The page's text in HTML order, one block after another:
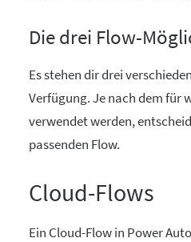
Die drei Flow-
Es stehen dir drei
Verfügung. Je nach dem für
verwendet werden,
passenden Flow.
Cloud-Flows
Ein Cloud-Flow in Power